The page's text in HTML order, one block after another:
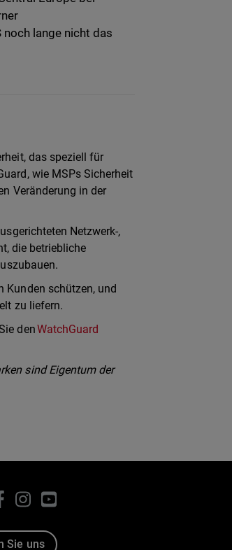
lange nicht das
das speziell für
wie MSPs Sicherheit
Veränderung in der
Netzwerk-,
die betriebliche
Kunden schützen, und
zu liefern.
denWatchGuard
sind Eigentum der
Facebook
InstagramYouTube
Sie uns